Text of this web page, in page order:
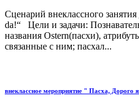
Сценарий внеклассного
da!“ Цели и задачи:
названия Ostern(пасхи),
связанные с ним; пасхал...
внеклассное мероприятие " Пасха, Дорого